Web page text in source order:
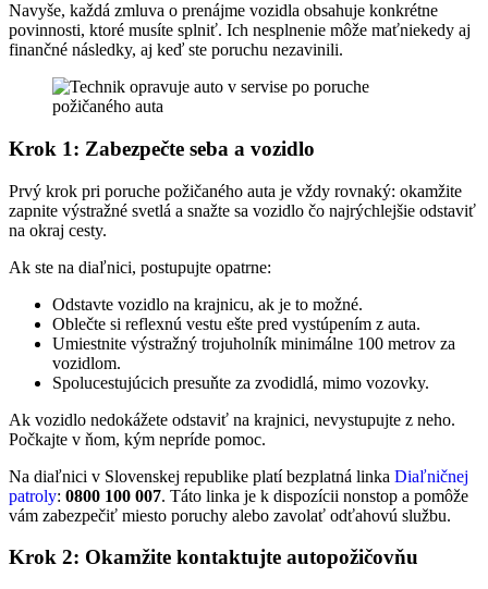
Navyše, každá zmluva o prenájme vozidla obsahuje konkrétne
povinnosti, ktoré musíte splniť. Ich nesplnenie môže maťniekedy aj
finančné následky, aj keď ste poruchu nezavinili.
Krok 1: Zabezpečte seba a vozidlo
Prvý krok pri poruche požičaného auta je vždy rovnaký: okamžite
zapnite výstražné svetlá a snažte sa vozidlo čo najrýchlejšie odstaviť
na okraj cesty.
Ak ste na diaľnici, postupujte opatrne:
Odstavte vozidlo na krajnicu, ak je to možné.
Oblečte si reflexnú vestu ešte pred vystúpením z auta.
Umiestnite výstražný trojuholník minimálne 100 metrov za
vozidlom.
Spolucestujúcich presuňte za zvodidlá, mimo vozovky.
Ak vozidlo nedokážete odstaviť na krajnici, nevystupujte z neho.
Počkajte v ňom, kým nepríde pomoc.
Na diaľnici v Slovenskej republike platí bezplatná linka Diaľničnej
patroly: 0800 100 007. Táto linka je k dispozícii nonstop a pomôže
vám zabezpečiť miesto poruchy alebo zavolať odťahovú službu.
Krok 2: Okamžite kontaktujte autopožičovňu